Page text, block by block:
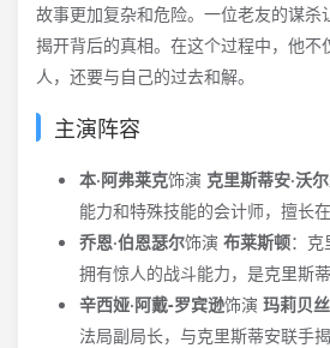
故事更加复杂和危险。一位老友的谋杀
揭开背后的真相。在这个过程中，他不
人，还要与自己的过去和解。
主演阵容
本·阿弗莱克饰演 克里斯蒂安·沃
能力和特殊技能的会计师，擅长
乔恩·伯恩瑟尔饰演 布莱斯顿：
拥有惊人的战斗能力，是克里斯
辛西娅·阿戴-罗宾逊饰演 玛莉贝
法局副局长，与克里斯蒂安联手揭